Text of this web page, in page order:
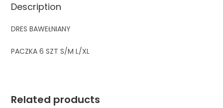
Description
DRES BAWEŁNIANY
PACZKA 6 SZT S/M L/XL
Related products